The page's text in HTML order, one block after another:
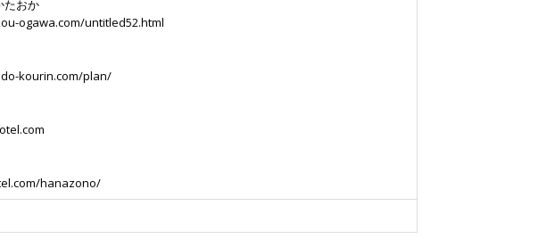
おか
ogawa.com/untitled52.html
kourin.com/plan/
hanazono/